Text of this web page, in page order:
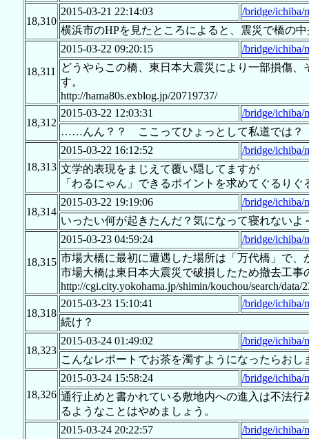
18,310
2015-03-21 22:14:03
/bridge/ichiba/
横浜市のHPを見たところによると、震災で橋の
18,311
2015-03-22 09:20:15
/bridge/ichiba/
どうやらこの橋、東日本大震災により一部損傷
す。
http://hama80s.exblog.jp/20719737/
18,312
2015-03-22 12:03:31
/bridge/ichiba/
……んん？？ ここってひょっとして私道では？
18,313
2015-03-22 16:12:52
/bridge/ichiba/
文学的表現をまじえて覆い隠してますが
「わるにゃん」できるポイントを求めてぐるりぐ
18,314
2015-03-22 19:19:06
/bridge/ichiba/
いったい何が起きたんだ？気になって寝れないよ
18,315
2015-03-23 04:59:24
/bridge/ichiba/
市場大橋に最初に遭遇した場所は「万代橋」で
市場大橋は東日本大震災で破損したため撤去工
http://cgi.city.yokohama.jp/shimin/kouchou/search/data/
18,318
2015-03-23 15:10:41
/bridge/ichiba/
続け？
18,323
2015-03-24 01:49:02
/bridge/ichiba/
こんなレポートでお茶を濁すようになったらおし
18,326
2015-03-24 15:58:24
/bridge/ichiba/
通行止めと書かれている敷地内への進入は不法
るようなことはやめましょう。
2015-03-24 20:22:57
/bridge/ichiba/